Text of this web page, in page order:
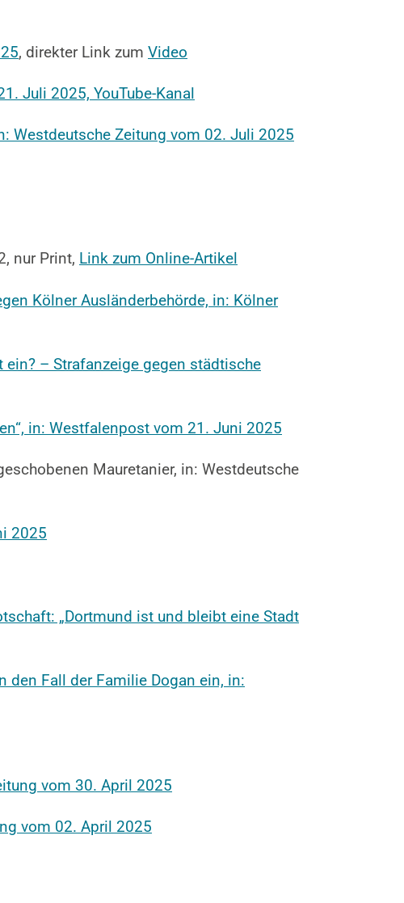
, direkter Link zum Video
Juli 2025, YouTube-Kanal
Westdeutsche Zeitung vom 02. Juli 2025
nur Print, Link zum Online-Artikel
Kölner Ausländerbehörde, in: Kölner
– Strafanzeige gegen städtische
in: Westfalenpost vom 21. Juni 2025
Mauretanier, in: Westdeutsche
2025
„Dortmund ist und bleibt eine Stadt
den Fall der Familie Dogan ein, in:
vom 30. April 2025
vom 02. April 2025